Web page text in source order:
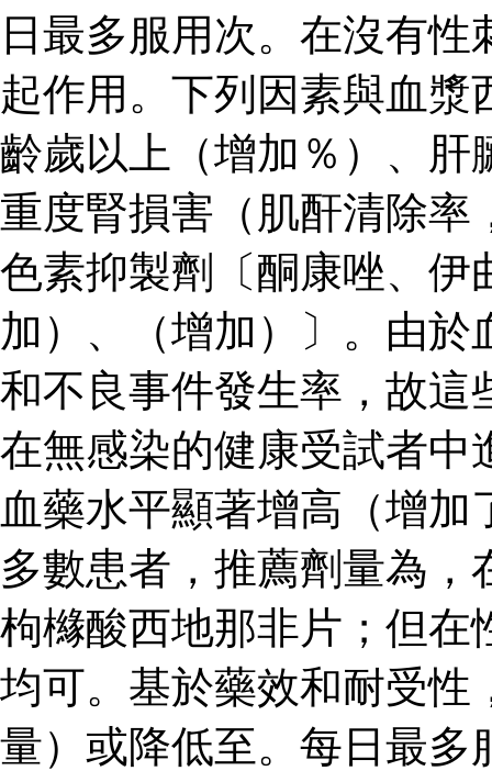
日最多服用次。在沒有
起作用。下列因素與血
齡歲以上（增加％）、肝
重度腎損害（肌酐清除率
色素抑製劑〔酮康唑、伊
加）、（增加）〕。由
和不良事件發生率，故這
在無感染的健康受試者中
血藥水平顯著增高（增加
多數患者，推薦劑量為
枸櫞酸西地那非片；但在
均可。基於藥效和耐受性
量）或降低至。每日最多